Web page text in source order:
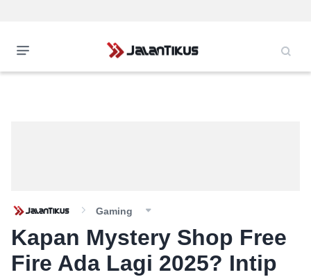
Gaming
Kapan Mystery Shop Free
Fire Ada Lagi 2025? Intip